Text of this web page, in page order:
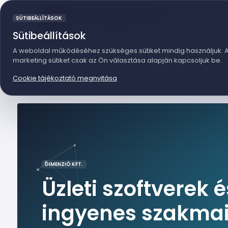
SÜTIBEÁLLÍTÁSOK
Sütibeállítások
A weboldal működéséhez szükséges sütiket mindig használjuk.
marketing sütiket csak az Ön választása alapján kapcsoljuk be.
Cookie tájékoztató megnyitása
Kezdőlap Hírek Termékeink
KEZDŐLAP
DIMENZIÓ KFT.
Üzleti szoftverek
ingyenes szakmai